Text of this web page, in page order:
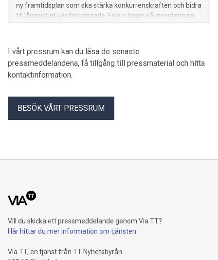
ny framtidsplan som ska stärka konkurrenskraften och bidra
till långsiktigt värdeskapande. Fokus ligger på investeringar,
I vårt pressrum kan du läsa de senaste
pressmeddelandena, få tillgång till pressmaterial och hitta
kontaktinformation.
BESÖK VÅRT PRESSRUM
Vill du skicka ett pressmeddelande genom Via TT?
Här hittar du mer information om tjänsten
Via TT, en tjänst från TT Nyhetsbyrån